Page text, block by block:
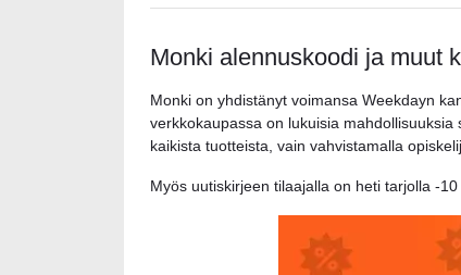
Monki alennuskoodi ja muut
Monki on yhdistänyt voimansa Weekdayn
verkkokaupassa on lukuisia
kaikista tuotteista, vain vahvistamalla
Myös uutiskirjeen tilaajalla on heti tarjolla -